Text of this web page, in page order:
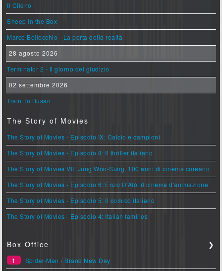
Il Cileno
Sheep in the Box
Marco Bellocchio - La porta della realtà
28 agosto 2026
Terminator 2 - Il giorno del giudizio
02 settembre 2026
Train To Busan
The Story of Movies
The Story of Movies - Episodio IX: Calcio e campioni
The Story of Movies - Episodio 8: Il thriller italiano
The Story of Movies VII: Jung Woo-Sung, 100 anni di cinema coreano
The Story of Movies - Episodio 6: Enzo D'Alò, il cinema d'animazione
The Story of Movies - Episodio 5: Il comico italiano
The Story of Movies - Episodio 4: Italian families
Box Office ❯
1
Spider-Man - Brand New Day